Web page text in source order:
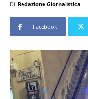
Di Redazione Giornalistica -
Facebook